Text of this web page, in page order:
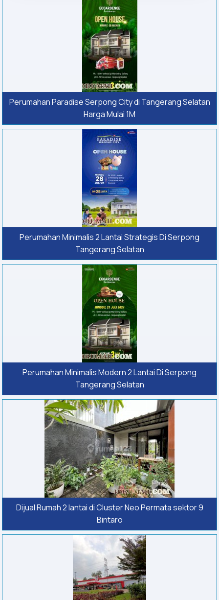
Perumahan Paradise Serpong City di Tangerang Selatan
Harga Mulai 1M
Perumahan Minimalis 2 Lantai Strategis Di Serpong
Tangerang Selatan
Perumahan Minimalis Modern 2 Lantai Di Serpong
Tangerang Selatan
Dijual Rumah 2 lantai di Cluster Neo Permata sektor 9
Bintaro